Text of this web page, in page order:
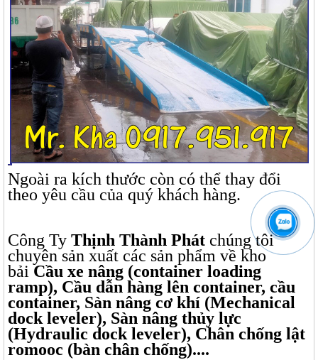
Ngoài ra kích thước còn có thể thay đổi
theo yêu cầu của quý khách hàng.
Công Ty Thịnh Thành Phát chúng tôi
chuyên sản xuất các sản phẩm về kho
bảiCầu xe nâng (container loading
ramp), Cầu dẫn hàng lên container, cầu
container, Sàn nâng cơ khí (Mechanical
dock leveler), Sàn nâng thủy lực
(Hydraulic dock leveler), Chân chống lật
romooc (bàn chân chống)....